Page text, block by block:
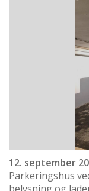
12. september
Parkeringshus